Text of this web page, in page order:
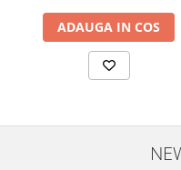
ADAUGA IN COS